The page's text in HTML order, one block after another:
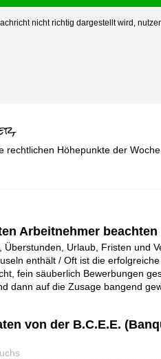
nicht richtig dargestellt wird,
rechtlichen Höhepunkte der
Arbeitnehmer beachten
Überstunden, Urlaub, Fristen und
enthält / Oft ist die
fein säuberlich Bewerbungen
dann auf die Zusage bangend
von der B.C.E.E.